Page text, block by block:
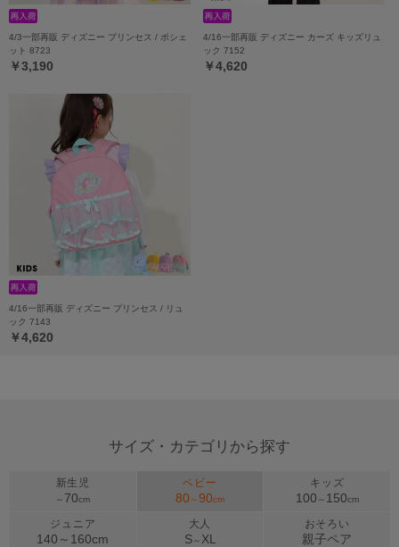
4/3一部再販 ディズニー プリンセス / ポシェ
ット 8723
￥3,190
4/16一部再販 ディズニー カーズ キッズリュ
ック 7152
￥4,620
4/16一部再販 ディズニー プリンセス / リュ
ック 7143
￥4,620
サイズ・カテゴリから探す
新生児
～ 70cm
ベビー
80 ～90cm
キッズ
100 ～ 150cm
ジュニア
140～ 160cm
大人
S～ XL
おそろい
親子ペア